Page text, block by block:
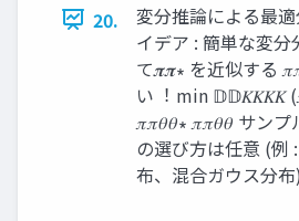
20.
変分推論による最
イデア : 簡単な変分
て𝝅𝝅∗ を近似する
い︕ min 𝔻𝔻𝐾𝐾𝐾𝐾
𝜋𝜋𝜃𝜃∗ 𝜋𝜋𝜃𝜃 サン
の選び方は任意 (例
布、混合ガウス分